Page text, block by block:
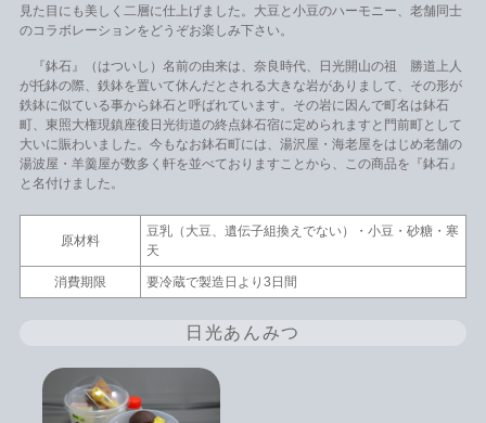
見た目にも美しく二層に仕上げました。大豆と小豆のハーモニー、老舗同士
のコラボレーションをどうぞお楽しみ下さい。
『鉢石』（はついし）名前の由来は、奈良時代、日光開山の祖 勝道上人
が托鉢の際、鉄鉢を置いて休んだとされる大きな岩がありまして、その形が
鉄鉢に似ている事から鉢石と呼ばれています。その岩に因んで町名は鉢石
町、東照大権現鎮座後日光街道の終点鉢石宿に定められますと門前町として
大いに賑わいました。今もなお鉢石町には、湯沢屋・海老屋をはじめ老舗の
湯波屋・羊羹屋が数多く軒を並べておりますことから、この商品を『鉢石』
と名付けました。
原材料
豆乳（大豆、遺伝子組換えでない）・小豆・砂糖・寒
天
消費期限 要冷蔵で製造日より3日間
日光あんみつ